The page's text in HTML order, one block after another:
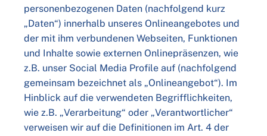
personenbezogenen Daten (nachfolgend kurz
„Daten“) innerhalb unseres Onlineangebotes und
der mit ihm verbundenen Webseiten, Funktionen
und Inhalte sowie externen Onlinepräsenzen, wie
z.B. unser Social Media Profile auf (nachfolgend
gemeinsam bezeichnet als „Onlineangebot“). Im
Hinblick auf die verwendeten Begrifflichkeiten,
wie z.B. „Verarbeitung“ oder „Verantwortlicher“
verweisen wir auf die Definitionen im Art. 4 der